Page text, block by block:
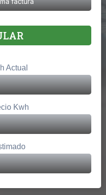
Actual
Kwh